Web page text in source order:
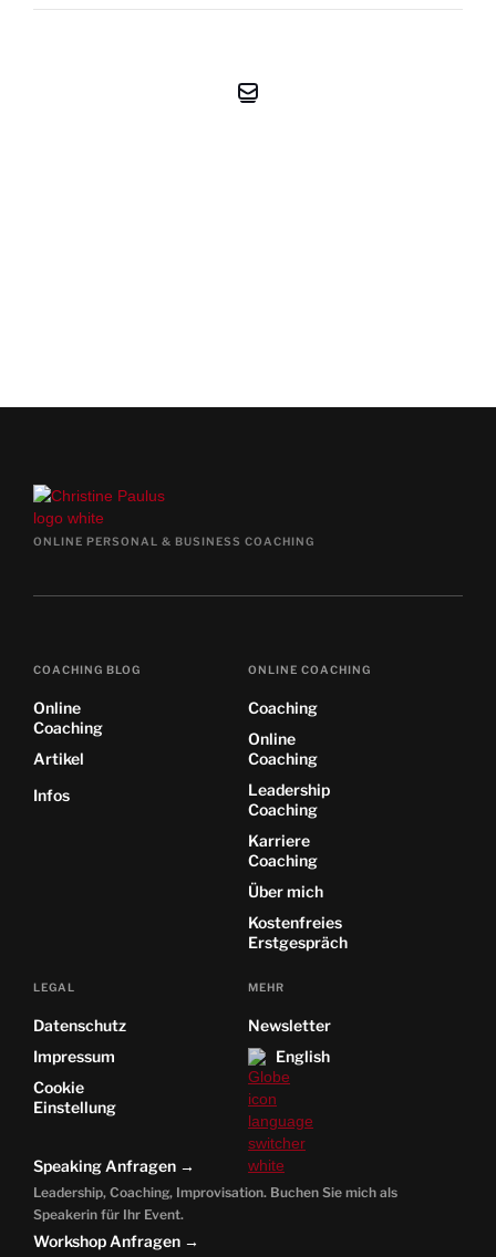
ONLINE PERSONAL & BUSINESS COACHING
COACHING BLOG
Online
Coaching
Artikel
Infos
ONLINE COACHING
Coaching
Online
Coaching
Leadership
Coaching
Karriere
Coaching
Über mich
Kostenfreies
Erstgespräch
LEGAL
Datenschutz
Impressum
Cookie
Einstellung
MEHR
Newsletter
English
Speaking Anfragen →
Leadership, Coaching, Improvisation. Buchen Sie mich als
Speakerin für Ihr Event.
Workshop Anfragen →